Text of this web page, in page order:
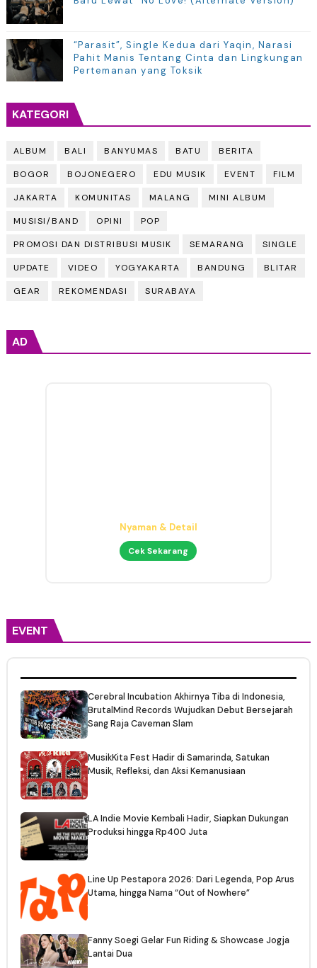
“Parasit”, Single Kedua dari Yaqin, Narasi
Pahit Manis Tentang Cinta dan Lingkungan
Pertemanan yang Toksik
KATEGORI
ALBUM BALI BANYUMAS BATU BERITA
BOGOR BOJONEGERO EDU MUSIK EVENT FILM
JAKARTA KOMUNITAS MALANG MINI ALBUM
MUSISI/BAND OPINI POP
PROMOSI DAN DISTRIBUSI MUSIK SEMARANG SINGLE
UPDATE VIDEO YOGYAKARTA BANDUNG BLITAR
GEAR REKOMENDASI SURABAYA
AD
Nyaman & Detail
Cek Sekarang
EVENT
Cerebral Incubation Akhirnya Tiba di Indonesia,
BrutalMind Records Wujudkan Debut Bersejarah
Sang Raja Caveman Slam
MusikKita Fest Hadir di Samarinda, Satukan
Musik, Refleksi, dan Aksi Kemanusiaan
LA Indie Movie Kembali Hadir, Siapkan Dukungan
Produksi hingga Rp400 Juta
Line Up Pestapora 2026: Dari Legenda, Pop Arus
Utama, hingga Nama “Out of Nowhere”
Fanny Soegi Gelar Fun Riding & Showcase Jogja
Lantai Dua